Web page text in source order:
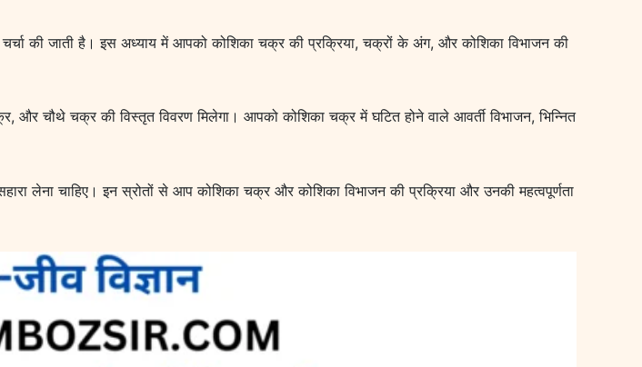
की जाती है। इस अध्याय में आपको कोशिका चक्र की प्रक्रिया, चक्रों के अंग, और कोशिका विभाजन की
चौथे चक्र की विस्तृत विवरण मिलेगा। आपको कोशिका चक्र में घटित होने वाले आवर्ती विभाजन, भिन्नित
लेना चाहिए। इन स्रोतों से आप कोशिका चक्र और कोशिका विभाजन की प्रक्रिया और उनकी महत्वपूर्णता